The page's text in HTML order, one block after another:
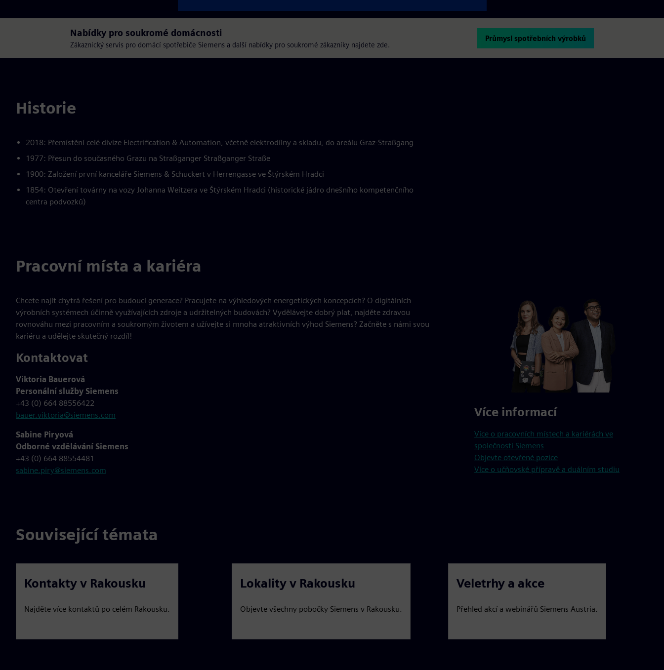
Nabídky pro soukromé domácnosti
Zákaznický servis pro domácí spotřebiče Siemens a další nabídky pro soukromé zákazníky najdete zde.
Průmysl spotřebních výrobků
Historie
2018: Přemístění celé divize Electrification & Automation, včetně elektrodílny a skladu, do areálu Graz-Straßgang
1977: Přesun do současného Grazu na Straßganger Straßganger Straße
1900: Založení první kanceláře Siemens & Schuckert v Herrengasse ve Štýrském Hradci
1854: Otevření továrny na vozy Johanna Weitzera ve Štýrském Hradci (historické jádro dnešního kompetenčního
centra podvozků)
Pracovní místa a kariéra
Chcete najít chytrá řešení pro budoucí generace? Pracujete na výhledových energetických koncepcích? O digitálních
výrobních systémech účinně využívajících zdroje a udržitelných budovách? Vydělávejte dobrý plat, najděte zdravou
rovnováhu mezi pracovním a soukromým životem a užívejte si mnoha atraktivních výhod Siemens? Začněte s námi svou
kariéru a udělejte skutečný rozdíl!
Kontaktovat
Viktoria Bauerová
Personální služby Siemens
+43 (0) 664 88556422
bauer.viktoria@siemens.com
Sabine Piryová
Odborné vzdělávání Siemens
+43 (0) 664 88554481
sabine.piry@siemens.com
Více informací
Více o pracovních místech a kariérách ve
společnosti Siemens
Objevte otevřené pozice
Více o učňovské přípravě a duálním studiu
Související témata
Kontakty v Rakousku
Najděte více kontaktů po celém Rakousku.
Lokality v Rakousku
Objevte všechny pobočky Siemens v Rakousku.
Veletrhy a akce
Přehled akcí a webinářů Siemens Austria.